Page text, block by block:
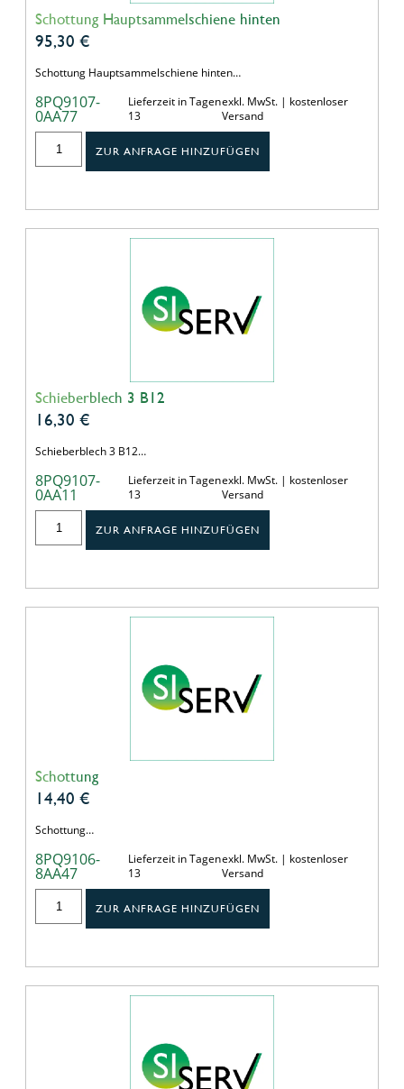
Schottung Hauptsammelschiene hinten
95,30 €
Schottung Hauptsammelschiene hinten…
8PQ9107-
0AA77
Lieferzeit in Tagen
13
exkl. MwSt. | kostenloser
Versand
ZUR ANFRAGE HINZUFÜGEN
Schieberblech 3 B12
16,30 €
Schieberblech 3 B12…
8PQ9107-
0AA11
Lieferzeit in Tagen
13
exkl. MwSt. | kostenloser
Versand
ZUR ANFRAGE HINZUFÜGEN
Schottung
14,40 €
Schottung…
8PQ9106-
8AA47
Lieferzeit in Tagen
13
exkl. MwSt. | kostenloser
Versand
ZUR ANFRAGE HINZUFÜGEN